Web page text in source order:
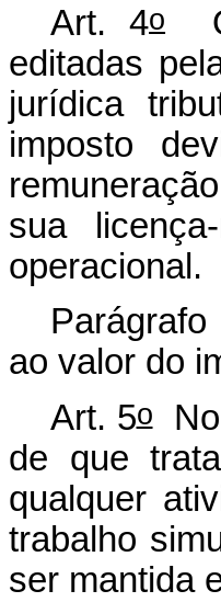
Art. 4o
editadas
jurídica
imposto
sua
operacional.
ao valor do
Art. 5oNo
de que
qualquer
trabalho
ser mantida